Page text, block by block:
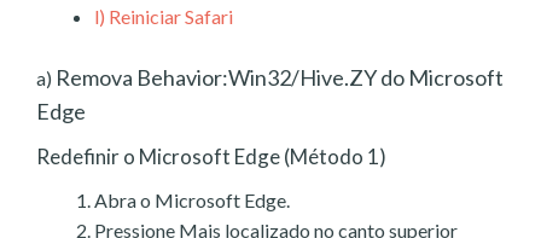
l) Reiniciar Safari
a) Remova Behavior:Win32/Hive.ZY do Microsoft
Edge
Redefinir o Microsoft Edge (Método 1)
Abra o Microsoft Edge.
Pressione Mais localizado no canto superior